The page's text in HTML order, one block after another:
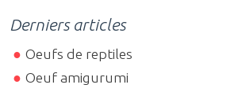
Derniers articles
Oeufs de reptiles
Oeuf amigurumi